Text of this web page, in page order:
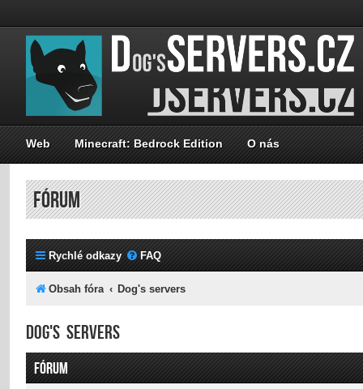
Web Minecraft: Bedrock Edition O nás
FÓRUM
Rychlé odkazy FAQ
Obsah fóra Dog's servers
Dog's servers
FÓRUM